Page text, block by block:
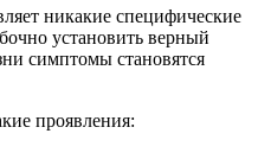
никакие специфические
установить верный
симптомы становятся
проявления: